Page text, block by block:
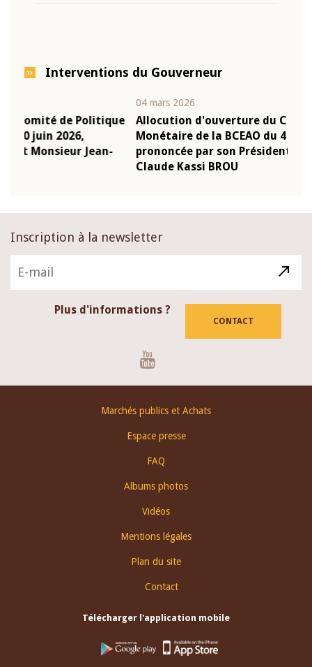
Interventions du Gouverneur
Allocution d'ouverture du Comité de Politique
Monétaire de la BCEAO du 4 mars 2026,
prononcée par son Président Monsieur Jean-
Inscription à la newsletter
Plus d'informations ?
CONTACT
Marchés publics et Achats
Espace presse
FAQ
Albums photos
Vidéos
Mentions légales
Plan du site
Contact
Télécharger l'application mobile